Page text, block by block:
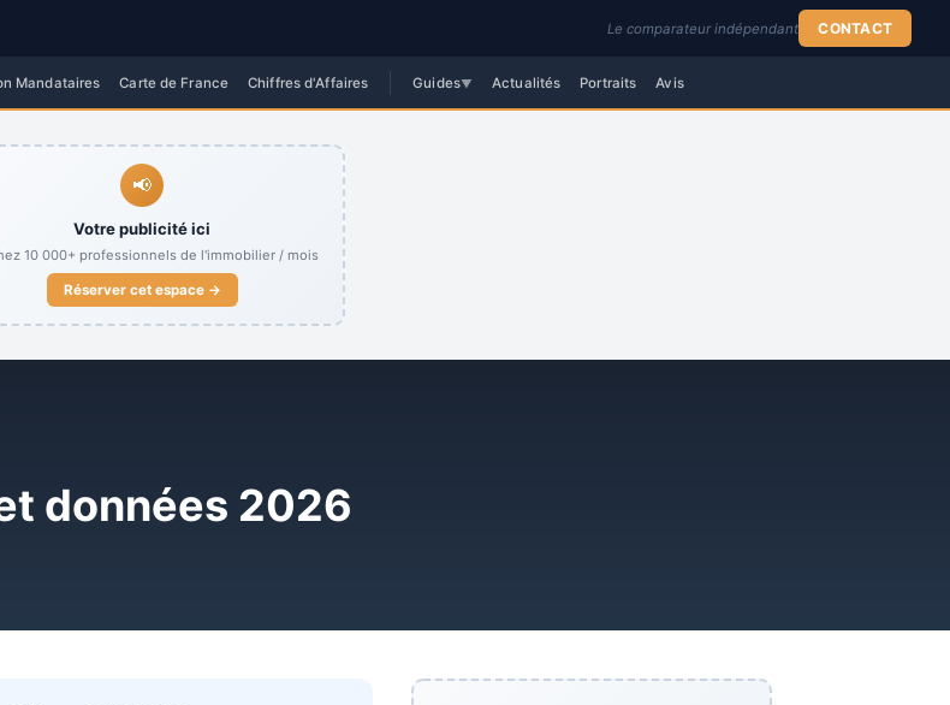
Le comparateur indépendant CONTACT
Mandataires Carte de France Chiffres d'Affaires Guides▼ Actualités Portraits Avis
📢
Votre publicité ici
10 000+ professionnels de l'immobilier / mois
Réserver cet espace →
données 2026